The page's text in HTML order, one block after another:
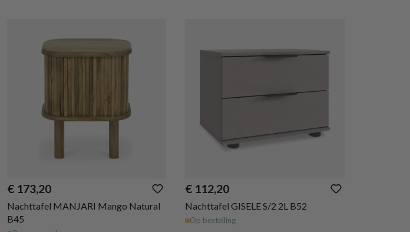
€ 173,20
Nachttafel MANJARI Mango Natural
B45
€ 112,20
Nachttafel GISELE S/2 2L B52
Op bestelling